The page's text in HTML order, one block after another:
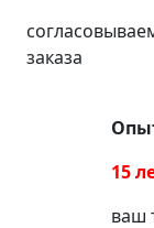
заказа
15
ваш